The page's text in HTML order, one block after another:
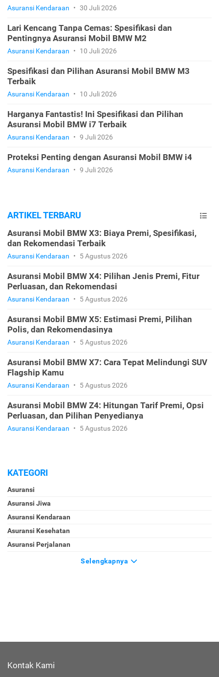
Asuransi Kendaraan • 30 Juli 2026
Lari Kencang Tanpa Cemas: Spesifikasi dan
Pentingnya Asuransi Mobil BMW M2
Asuransi Kendaraan • 10 Juli 2026
Spesifikasi dan Pilihan Asuransi Mobil BMW M3
Terbaik
Asuransi Kendaraan • 10 Juli 2026
Harganya Fantastis! Ini Spesifikasi dan Pilihan
Asuransi Mobil BMW i7 Terbaik
Asuransi Kendaraan • 9 Juli 2026
Proteksi Penting dengan Asuransi Mobil BMW i4
Asuransi Kendaraan • 9 Juli 2026
ARTIKEL TERBARU
Asuransi Mobil BMW X3: Biaya Premi, Spesifikasi,
dan Rekomendasi Terbaik
Asuransi Kendaraan • 5 Agustus 2026
Asuransi Mobil BMW X4: Pilihan Jenis Premi, Fitur
Perluasan, dan Rekomendasi
Asuransi Kendaraan • 5 Agustus 2026
Asuransi Mobil BMW X5: Estimasi Premi, Pilihan
Polis, dan Rekomendasinya
Asuransi Kendaraan • 5 Agustus 2026
Asuransi Mobil BMW X7: Cara Tepat Melindungi SUV
Flagship Kamu
Asuransi Kendaraan • 5 Agustus 2026
Asuransi Mobil BMW Z4: Hitungan Tarif Premi, Opsi
Perluasan, dan Pilihan Penyedianya
Asuransi Kendaraan • 5 Agustus 2026
KATEGORI
Asuransi
Asuransi Jiwa
Asuransi Kendaraan
Asuransi Kesehatan
Asuransi Perjalanan
Selengkapnya
Kontak Kami